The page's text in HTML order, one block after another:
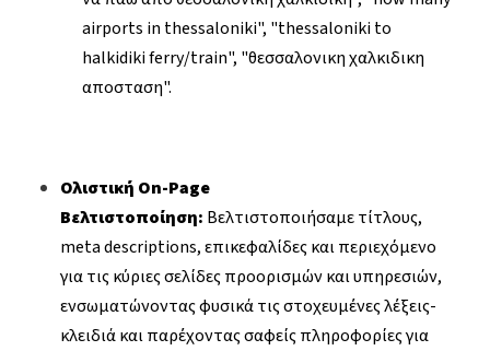
airports in thessaloniki", "thessaloniki to
halkidiki ferry/train", "θεσσαλονικη χαλκιδικη
αποσταση".
Ολιστική On-Page
Βελτιστοποίηση: Βελτιστοποιήσαμε τίτλους,
meta descriptions, επικεφαλίδες και περιεχόμενο
για τις κύριες σελίδες προορισμών και υπηρεσιών,
ενσωματώνοντας φυσικά τις στοχευμένες λέξεις-
κλειδιά και παρέχοντας σαφείς πληροφορίες για